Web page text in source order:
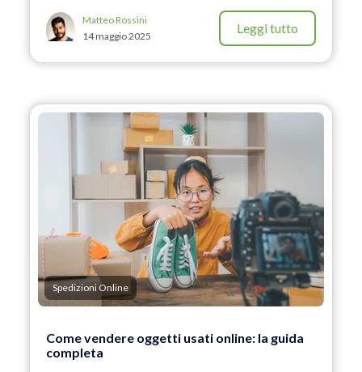
Matteo Rossini
14 maggio 2025
Leggi tutto
Spedizioni Online
Come vendere oggetti usati online: la guida
completa